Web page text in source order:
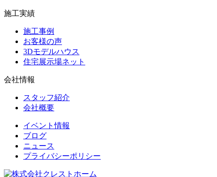
施工実績
施工事例
お客様の声
3Dモデルハウス
住宅展示場ネット
会社情報
スタッフ紹介
会社概要
イベント情報
ブログ
ニュース
プライバシーポリシー